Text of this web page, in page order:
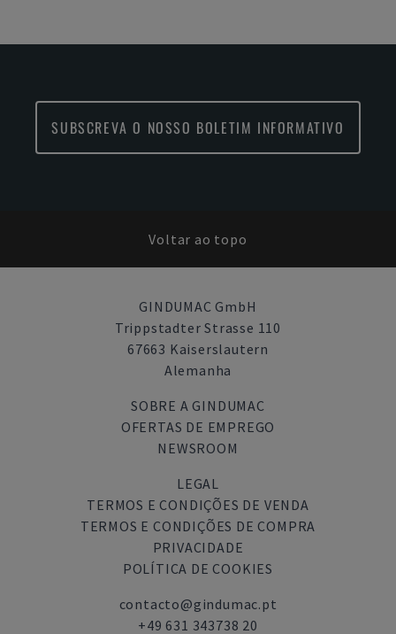
SUBSCREVA O NOSSO BOLETIM INFORMATIVO
Voltar ao topo
GINDUMAC GmbH
Trippstadter Strasse 110
67663 Kaiserslautern
Alemanha
SOBRE A GINDUMAC
OFERTAS DE EMPREGO
NEWSROOM
LEGAL
TERMOS E CONDIÇÕES DE VENDA
TERMOS E CONDIÇÕES DE COMPRA
PRIVACIDADE
POLÍTICA DE COOKIES
contacto@gindumac.pt
+49 631 343738 20